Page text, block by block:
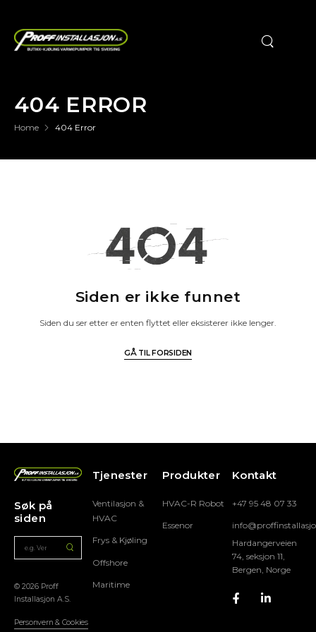
404 ERROR
Home 404 Error
Siden er ikke funnet
Siden du ser etter er enten flyttet eller eksisterer ikke lenger.
GÅ TIL FORSIDEN
Søk på
siden
© 2026 Proff
Installasjon A.S.
Personvern & Cookies
Tjenester
Ventilasjon &
HVAC
Frys & Kjøling
Offshore
Maritime
Produkter
HVAC-R Robot
Essenor
Kontakt
+47 95 48 07 33
Hardangerveien
74, seksjon 11,
Bergen, Norge